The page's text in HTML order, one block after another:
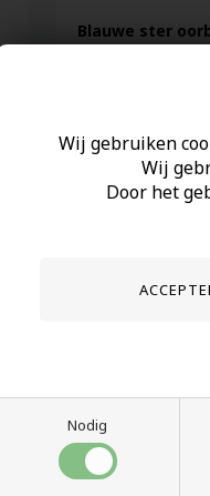
Wij gebruiken
Wij
Door het
Nodig
Blauwe ster